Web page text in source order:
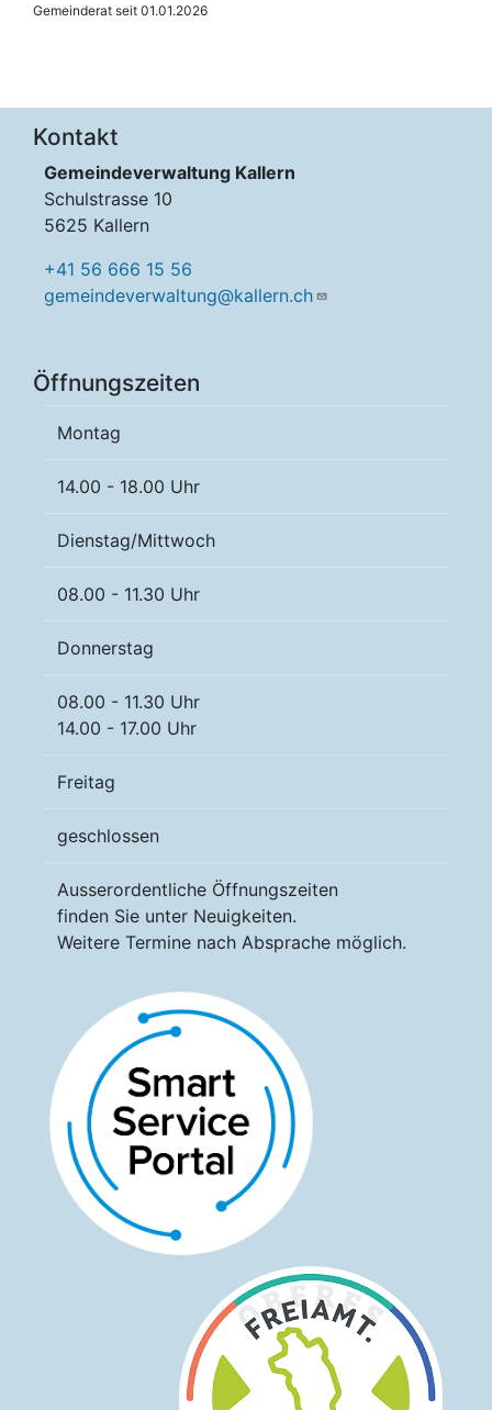
Gemeinderat seit 01.01.2026
Kontakt
Gemeindeverwaltung Kallern
Schulstrasse 10
5625 Kallern
+41 56 666 15 56
gemeindeverwaltung@kallern.ch
Öffnungszeiten
Montag
14.00 - 18.00 Uhr
Dienstag/Mittwoch
08.00 - 11.30 Uhr
Donnerstag
08.00 - 11.30 Uhr
14.00 - 17.00 Uhr
Freitag
geschlossen
Ausserordentliche Öffnungszeiten
finden Sie unter Neuigkeiten.
Weitere Termine nach Absprache möglich.